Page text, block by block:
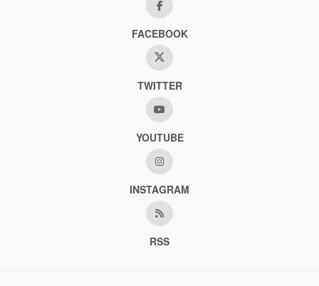
FACEBOOK
TWITTER
YOUTUBE
INSTAGRAM
RSS